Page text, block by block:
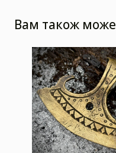
Вам також